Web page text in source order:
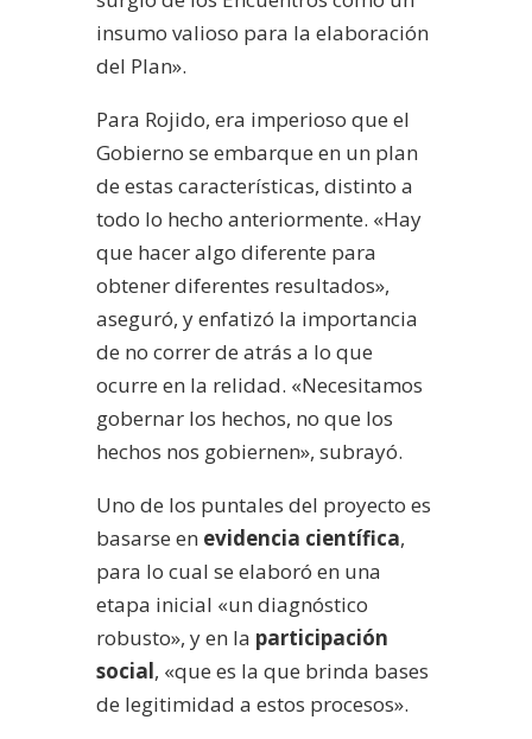
insumo valioso para la elaboración
del Plan».
Para Rojido, era imperioso que el
Gobierno se embarque en un plan
de estas características, distinto a
todo lo hecho anteriormente. «Hay
que hacer algo diferente para
obtener diferentes resultados»,
aseguró, y enfatizó la importancia
de no correr de atrás a lo que
ocurre en la relidad. «Necesitamos
gobernar los hechos, no que los
hechos nos gobiernen», subrayó.
Uno de los puntales del proyecto es
basarse en evidencia científica,
para lo cual se elaboró en una
etapa inicial «un diagnóstico
robusto», y en la participación
social, «que es la que brinda bases
de legitimidad a estos procesos».